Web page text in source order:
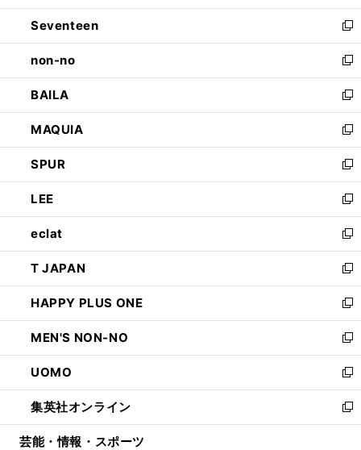
開
く
ウ
で
開
く
ン
ド
ウ
で
開
く
Seventeen
新
し
い
ウ
ィ
ン
ド
ウ
で
開
く
non-no
新
し
い
ウ
ィ
ン
ド
ウ
で
開
く
BAILA
新
し
い
ウ
ィ
ン
ド
ウ
で
開
く
MAQUIA
新
し
い
ウ
ィ
ン
ド
ウ
で
開
く
SPUR
新
し
い
ウ
ィ
ン
ド
ウ
で
開
く
LEE
新
し
い
ウ
ィ
ン
ド
ウ
で
開
く
eclat
新
し
い
ウ
ィ
ン
ド
ウ
で
開
く
T JAPAN
新
し
い
ウ
ィ
ン
ド
ウ
で
開
HAPPY PLUS ONE
新
し
い
ウ
ィ
ン
ド
ウ
MEN'S NON-NO
新
し
い
ウ
ィ
ン
UOMO
新
し
い
ウ
集英社オンライン
新
し
芸能・情報・スポーツ